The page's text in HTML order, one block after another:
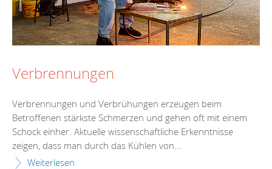
Verbrennungen
Verbrennungen und Verbrühungen erzeugen beim
Betroffenen stärkste Schmerzen und gehen oft mit einem
Schock einher. Aktuelle wissenschaftliche Erkenntnisse
zeigen, dass man durch das Kühlen von...
Weiterlesen